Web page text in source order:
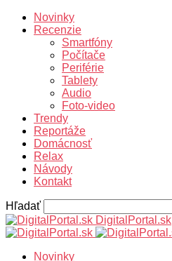
Novinky
Recenzie
Smartfóny
Počítače
Periférie
Tablety
Audio
Foto-video
Trendy
Reportáže
Domácnosť
Relax
Návody
Kontakt
Hľadať
DigitalPortal.sk
Novinky